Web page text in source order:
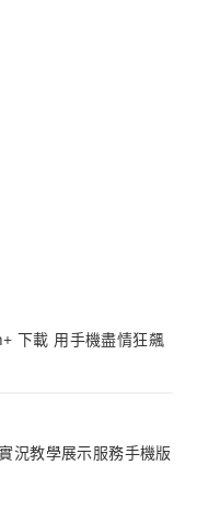
下載 用手機盡情狂飆
況教學展示服務手機版